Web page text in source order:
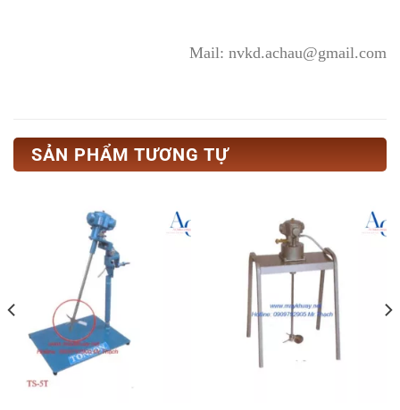
Mail: nvkd.achau@gmail.com
SẢN PHẨM TƯƠNG TỰ